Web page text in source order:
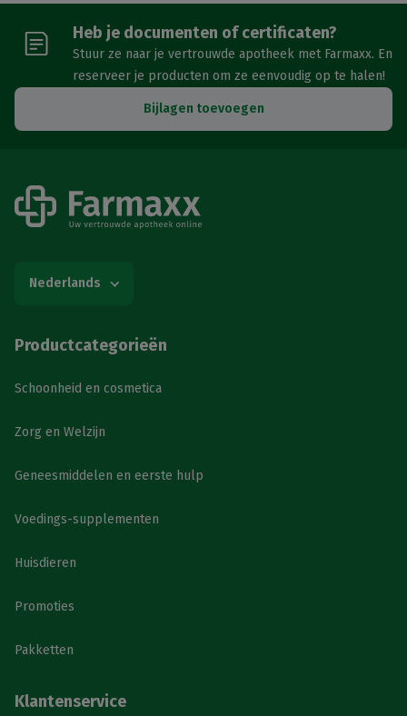
Heb je documenten of certificaten?
Stuur ze naar je vertrouwde apotheek met Farmaxx. En
reserveer je producten om ze eenvoudig op te halen!
Bijlagen toevoegen
Nederlands
Productcategorieën
Schoonheid en cosmetica
Zorg en Welzijn
Geneesmiddelen en eerste hulp
Voedings-supplementen
Huisdieren
Promoties
Pakketten
Klantenservice